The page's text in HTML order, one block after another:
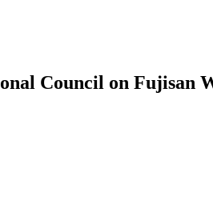
Council on Fujisan